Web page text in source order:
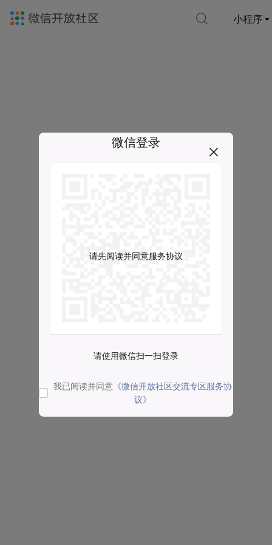
小程序
微信登录
请先阅读并同意服务协议
请使用微信扫一扫登录
我已阅读并同意 《微信开放社区交流专区服务协
议》